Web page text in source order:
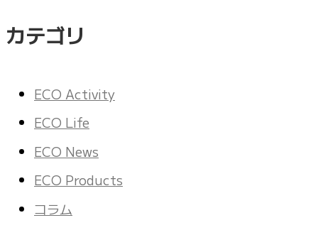
カテゴリ
ECO Activity
ECO Life
ECO News
ECO Products
コラム